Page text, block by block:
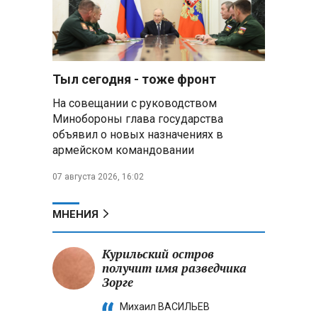
Тыл сегодня - тоже фронт
На совещании с руководством
Минобороны глава государства
объявил о новых назначениях в
армейском командовании
07 августа 2026, 16:02
МНЕНИЯ
Курильский остров
получит имя разведчика
Зорге
Михаил ВАСИЛЬЕВ